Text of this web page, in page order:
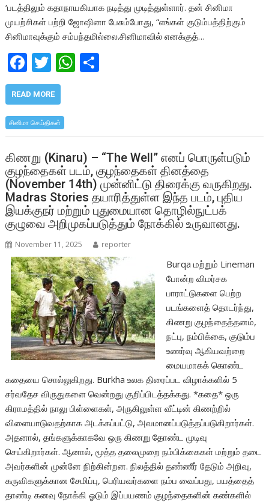
‘படத்திலும் கதாநாயகியாக நடித்து முடித்துள்ளார். தன் சினிமா
முயற்சிகள் பற்றி ஜோஷினா பேசும்போது, “எங்கள் குடும்பத்திற்கும்
சினிமாவுக்கும் சம்பந்தமில்லை.சினிமாவில் எனக்குத்…
F
ac
e
b
o
o
k
T
w
itt
er
W
A
p
p
READ MORE
சினிமா செய்திகள்
கிணறு (Kinaru) – “The Well” எனப் பொருள்படும்
குழந்தைகள் படம், குழந்தைகள் தினத்தை
(November 14th) முன்னிட்டு திரைக்கு வருகிறது.
Madras Stories தயாரித்துள்ள இந்த படம், புதிய
இயக்குநர் மற்றும் புதுமையான தொழில்நுட்பக்
குழுவை அறிமுகப்படுத்தும் நோக்கில் உருவானது.
November 11, 2025 reporter
Burqa மற்றும் Lineman
போன்ற விமர்சக
பாராட்டுகளை பெற்ற
படங்களைத் தொடர்ந்து,
கிணறு குழந்தைத்தனம்,
நட்பு, நம்பிக்கை, குடும்ப
உணர்வு ஆகியவற்றை
மையமாகக் கொண்ட
கதையை சொல்லுகிறது. Burkha உலக திரைப்பட விழாக்களில் 5
சர்வதேச விருதுகளை வென்றது குறிப்பிடத்தக்கது. *கதை* ஒரு
கிராமத்தில் நாலு பிள்ளைகள், அருகிலுள்ள வீட்டின் கிணற்றில்
விளையாடுவதற்காக அடக்கப்பட்டு, அவமானப்படுத்தப்படுகிறார்கள்.
அதனால், தங்களுக்காகவே ஒரு கிணறு தோண்ட முடிவு
செய்கிறார்கள். ஆனால், மூத்த தலைமுறை நம்பிக்கைகள் மற்றும் தடை
அவர்களின் முன்னே நிற்கின்றன. நிலத்தில் தண்ணீர் தேடும் அறிவு,
கருவிகளுக்கான சேமிப்பு, பெரியவர்களை நம்ப வைப்பது, பயத்தைத்
தாண்டி கனவு நோக்கி ஓடும் இப்பயணம் குழந்தைகளின் கண்களில்